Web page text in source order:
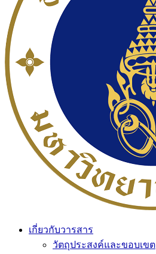
เกี่ยวกับวารสาร
วัตถุประสงค์และขอบเขต